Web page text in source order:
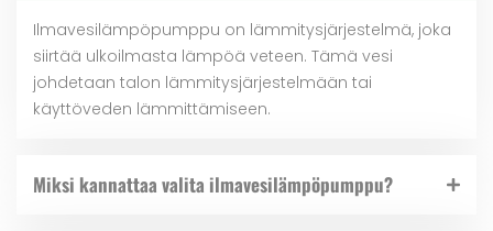
Ilmavesilämpöpumppu on lämmitysjärjestelmä, joka
siirtää ulkoilmasta lämpöä veteen. Tämä vesi
johdetaan talon lämmitysjärjestelmään tai
käyttöveden lämmittämiseen.
Miksi kannattaa valita ilmavesilämpöpumppu?